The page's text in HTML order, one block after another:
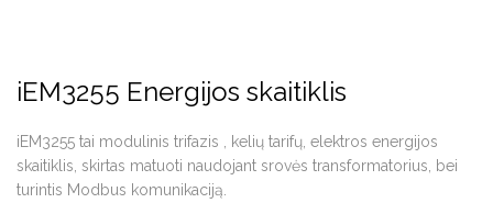
iEM3255 Energijos skaitiklis
iEM3255 tai modulinis trifazis , kelių tarifų, elektros energijos
skaitiklis, skirtas matuoti naudojant srovės transformatorius, bei
turintis Modbus komunikaciją.